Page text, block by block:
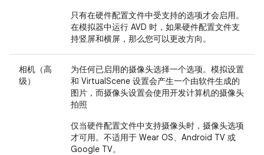
只有在硬件配置文件中受支持的选项才会启用。
在模拟器中运行 AVD 时，如果硬件配置文件支
持竖屏和横屏，那么您可以更改方向。
相机（高
级）
为任何已启用的摄像头选择一个选项。模拟设置
和 VirtualScene 设置会产生一个由软件生成的
图片，而摄像头设置会使用开发计算机的摄像头
拍照
仅当硬件配置文件中支持摄像头时，摄像头选项
才可用。不适用于 Wear OS、Android TV 或
Google TV。